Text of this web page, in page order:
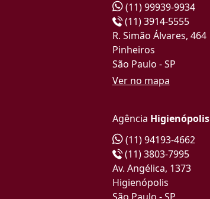
(11) 99939-9934
(11) 3914-5555
R. Simão Álvares, 464
Pinheiros
São Paulo - SP
Ver no mapa
Agência Higienópolis
(11) 94193-4662
(11) 3803-7995
Av. Angélica, 1373
Higienópolis